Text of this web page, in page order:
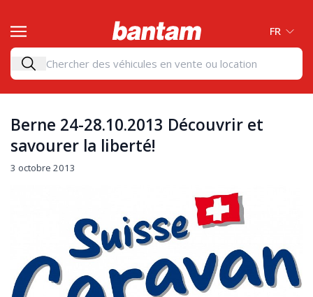
FR
Berne 24-28.10.2013 Découvrir et
savourer la liberté!
3 octobre 2013